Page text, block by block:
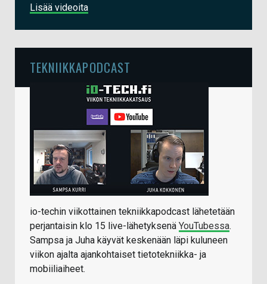
Lisää videoita
TEKNIIKKAPODCAST
io-techin viikottainen tekniikkapodcast lähetetään
perjantaisin klo 15 live-lähetyksenä YouTubessa.
Sampsa ja Juha käyvät keskenään läpi kuluneen
viikon ajalta ajankohtaiset tietotekniikka- ja
mobiiliaiheet.